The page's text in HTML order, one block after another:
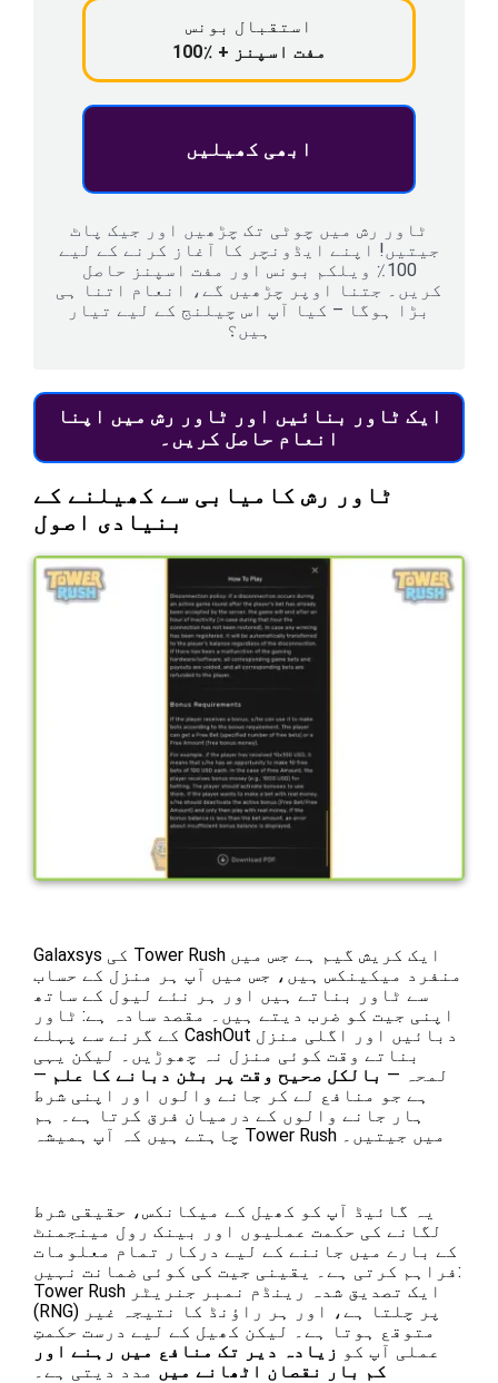
استقبال بونس
100٪ + مفت اسپنز
ابھی کھیلیں
ٹاور رش میں چوٹی تک چڑھیں اور جیک پاٹ
جیتیں! اپنے ایڈونچر کا آغاز کرنے کے لیے
100٪ ویلکم بونس اور مفت اسپنز حاصل
کریں۔ جتنا اوپر چڑھیں گے، انعام اتنا ہی
بڑا ہوگا – کیا آپ اس چیلنج کے لیے تیار
ہیں؟
ایک ٹاور بنائیں اور ٹاور رش میں اپنا
انعام حاصل کریں۔
ٹاور رش کامیابی سے کھیلنے کے
بنیادی اصول
Galaxsys کی Tower Rush ایک کریش گیم ہے جس میں
منفرد میکینکس ہیں، جس میں آپ ہر منزل کے حساب
سے ٹاور بناتے ہیں اور ہر نئے لیول کے ساتھ
اپنی جیت کو ضرب دیتے ہیں۔ مقصد سادہ ہے: ٹاور
کے گرنے سے پہلے CashOut دبائیں اور اگلی منزل
بناتے وقت کوئی منزل نہ چھوڑیں۔ لیکن یہی
لمحہ — بالکل صحیح وقت پر بٹن دبانے کا علم —
ہے جو منافع لے کر جانے والوں اور اپنی شرط
ہار جانے والوں کے درمیان فرق کرتا ہے۔ ہم
چاہتے ہیں کہ آپ ہمیشہ Tower Rush میں جیتیں۔
یہ گائیڈ آپ کو کھیل کے میکانکس، حقیقی شرط
لگانے کی حکمت عملیوں اور بینک رول مینجمنٹ
کے بارے میں جاننے کے لیے درکار تمام معلومات
فراہم کرتی ہے۔ یقینی جیت کی کوئی ضمانت نہیں:
Tower Rush ایک تصدیق شدہ رینڈم نمبر جنریٹر
(RNG) پر چلتا ہے، اور ہر راؤنڈ کا نتیجہ غیر
متوقع ہوتا ہے۔ لیکن کھیل کے لیے درست حکمتِ
عملی آپ کو زیادہ دیر تک منافع میں رہنے اور
کم بار نقصان اٹھانے میں مدد دیتی ہے۔